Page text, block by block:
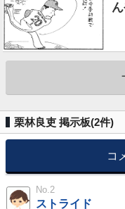
栗林良吏 掲示板(2件)
コ
No.2
ストライド